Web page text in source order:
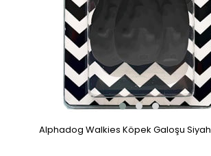
Alphadog Walkies Köpek Galoşu Siyah